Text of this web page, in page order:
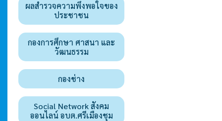
ผลสำรวจความพึงพอใจของ
ประชาชน
กองการศึกษา ศาสนา และ
วัฒนธรรม
กองช่าง
Social Network สังคม
ออนไลน์ อบต.ศรีเมืองชุม